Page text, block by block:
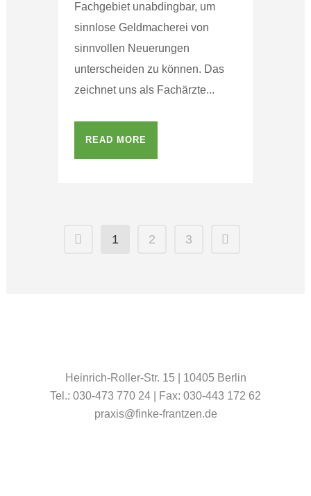
Fachgebiet unabdingbar, um
sinnlose Geldmacherei von
sinnvollen Neuerungen
unterscheiden zu können. Das
zeichnet uns als Fachärzte...
READ MORE
1 2 3
Heinrich-Roller-Str. 15 | 10405 Berlin
Tel.: 030-473 770 24 | Fax: 030-443 172 62
praxis@finke-frantzen.de